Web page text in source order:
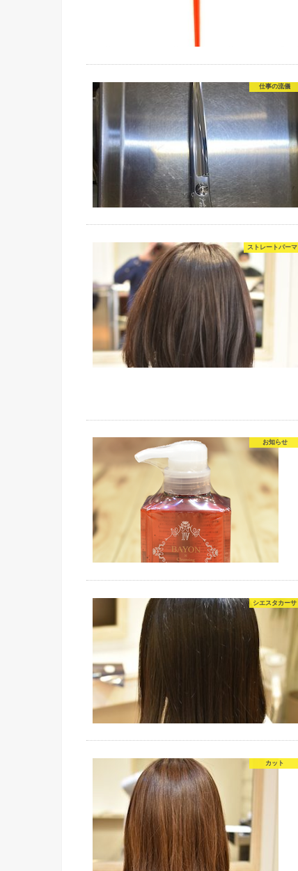
仕事の流儀
ストレートパーマ
お知らせ
シエスタカーサ
カット